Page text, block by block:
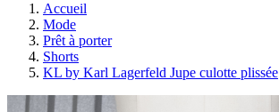
Accueil
Mode
Prêt à porter
Shorts
KL by Karl Lagerfeld Jupe culotte plissée